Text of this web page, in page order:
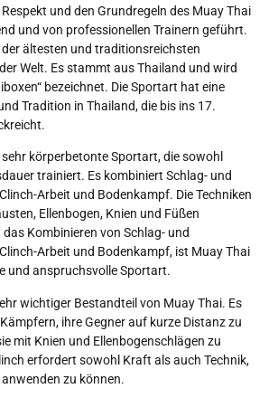
und den Grundregeln des Muay Thai
und von professionellen Trainern geführt.
der ältesten und traditionsreichsten
Welt. Es stammt aus Thailand und wird
bezeichnet. Die Sportart hat eine
Tradition in Thailand, die bis ins 17.
körperbetonte Sportart, die sowohl
trainiert. Es kombiniert Schlag- und
Arbeit und Bodenkampf. Die Techniken
Ellenbogen, Knien und Füßen
Kombinieren von Schlag- und
Arbeit und Bodenkampf, ist Muay Thai
und anspruchsvolle Sportart.
wichtiger Bestandteil von Muay Thai. Es
ihre Gegner auf kurze Distanz zu
mit Knien und Ellenbogenschlägen zu
erfordert sowohl Kraft als auch Technik,
zu können.